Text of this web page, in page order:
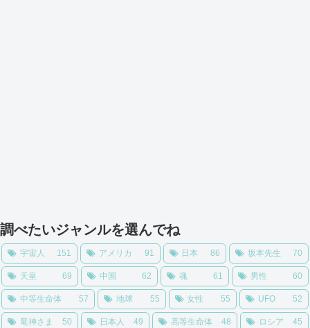
調べたいジャンルを選んでね
宇宙人 151 アメリカ 91 日本 86 坂本先生 70
天皇 69 中国 62 魂 61 男性 60
中等生命体 57 地球 55 女性 55 UFO 52
竜神さま 50 日本人 49 高等生命体 48 ロシア 45